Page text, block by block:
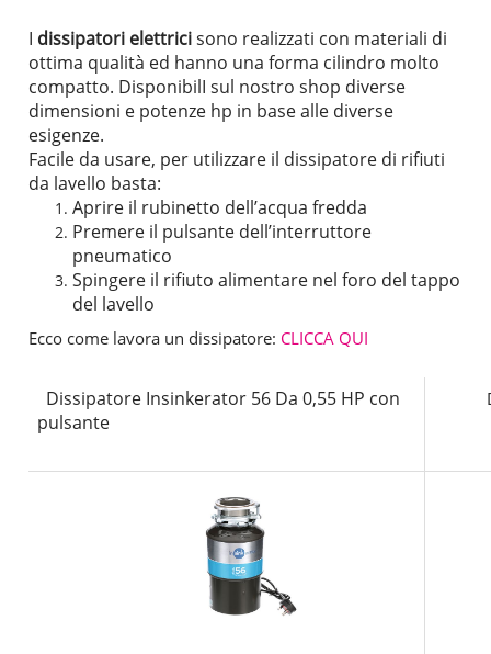
I dissipatori elettricisono realizzati con materiali di
ottima qualità ed hanno una forma cilindro molto
compatto. DisponibilI sul nostro shop diverse
dimensioni e potenze hp in base alle diverse
esigenze.
Facile da usare, per utilizzare il dissipatore di rifiuti
da lavello basta:
Aprire il rubinetto dell’acqua fredda
Premere il pulsante dell’interruttore
pneumatico
Spingere il rifiuto alimentare nel foro del tappo
del lavello
Ecco come lavora un dissipatore: CLICCA QUI
Dissipatore Insinkerator 56 Da 0,55 HP con
pulsante